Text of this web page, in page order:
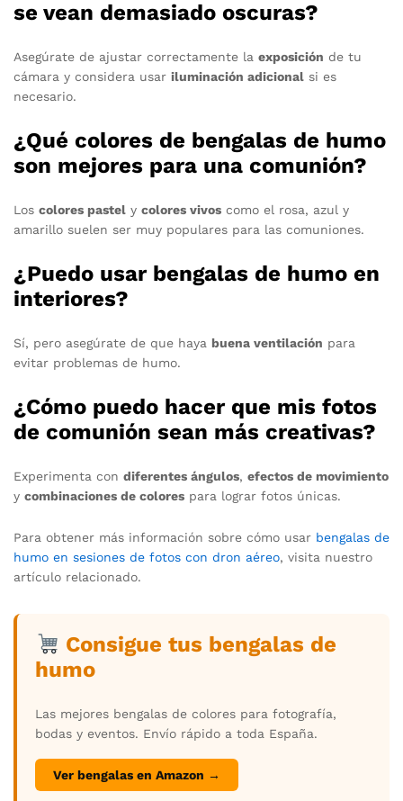
se vean demasiado oscuras?
Asegúrate de ajustar correctamente la exposición de tu
cámara y considera usar iluminación adicional si es
necesario.
¿Qué colores de bengalas de humo
son mejores para una comunión?
Los colores pastel y colores vivos como el rosa, azul y
amarillo suelen ser muy populares para las comuniones.
¿Puedo usar bengalas de humo en
interiores?
Sí, pero asegúrate de que haya buena ventilación para
evitar problemas de humo.
¿Cómo puedo hacer que mis fotos
de comunión sean más creativas?
Experimenta con diferentes ángulos, efectos de movimiento
y combinaciones de colores para lograr fotos únicas.
Para obtener más información sobre cómo usar bengalas de
humo en sesiones de fotos con dron aéreo, visita nuestro
artículo relacionado.
Consigue tus bengalas de
humo
Las mejores bengalas de colores para fotografía,
bodas y eventos. Envío rápido a toda España.
Ver bengalas en Amazon →